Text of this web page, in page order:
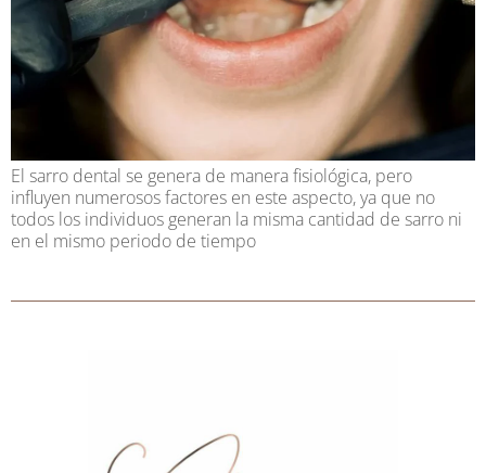
El sarro dental se genera de manera fisiológica, pero
influyen numerosos factores en este aspecto, ya que no
todos los individuos generan la misma cantidad de sarro ni
en el mismo periodo de tiempo